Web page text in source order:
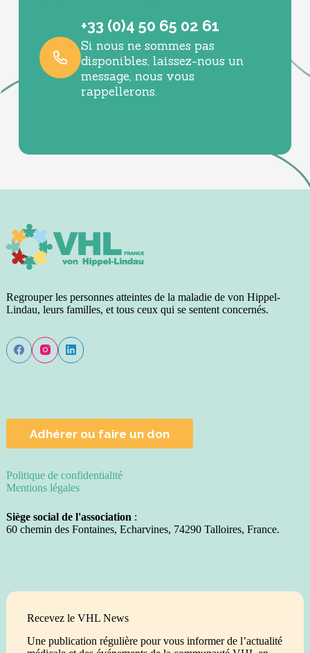
+33 (0)4 50 65 02 61
Si nous ne sommes pas
disponibles, laissez-nous un
message, nous vous
rappellerons.
Regrouper les personnes atteintes de la maladie de von Hippel-
Lindau, leurs familles, et tous ceux qui se sentent concernés.
Adhérer ou faire un don
Politique de confidentialité
Mentions légales
Siège social de l'association:
60 chemin des Fontaines, Echarvines, 74290 Talloires, France.
Recevez le VHL News
Une publication régulière pour vous informer de l’actualité